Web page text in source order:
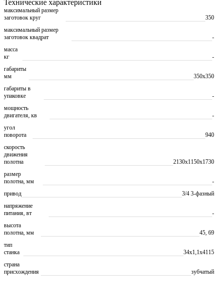
Технические характеристики
максимальный размер
заготовок круг
350
максимальный размер
заготовок квадрат
-
масса
кг
-
габариты
мм
350х350
габариты в
упаковке
-
мощность
двигателя, кв
-
угол
поворота
940
скорость
движения
полотна
2130х1150х1730
размер
полотна, мм
-
привод
3/4 3-фазный
напряжение
питания, вт
-
высота
полотна, мм
45, 69
тип
станка
34х1,1х4115
страна
присхождения
зубчатый